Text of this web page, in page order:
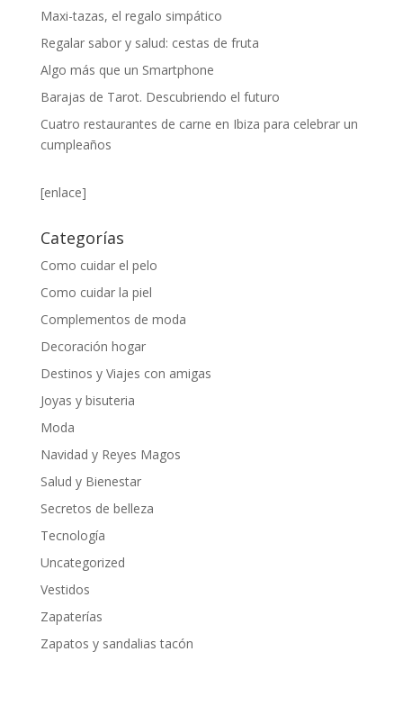
Maxi-tazas, el regalo simpático
Regalar sabor y salud: cestas de fruta
Algo más que un Smartphone
Barajas de Tarot. Descubriendo el futuro
Cuatro restaurantes de carne en Ibiza para celebrar un
cumpleaños
[enlace]
Categorías
Como cuidar el pelo
Como cuidar la piel
Complementos de moda
Decoración hogar
Destinos y Viajes con amigas
Joyas y bisuteria
Moda
Navidad y Reyes Magos
Salud y Bienestar
Secretos de belleza
Tecnología
Uncategorized
Vestidos
Zapaterías
Zapatos y sandalias tacón